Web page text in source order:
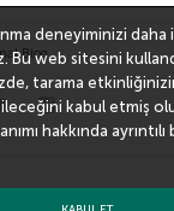
Blog
deneyiminizi daha
Bu web sitesini
tarama etkinliğinizin
kabul etmiş
hakkında